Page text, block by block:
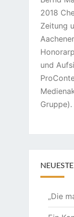
2018
Zeitung
und
Gruppe).
„Die